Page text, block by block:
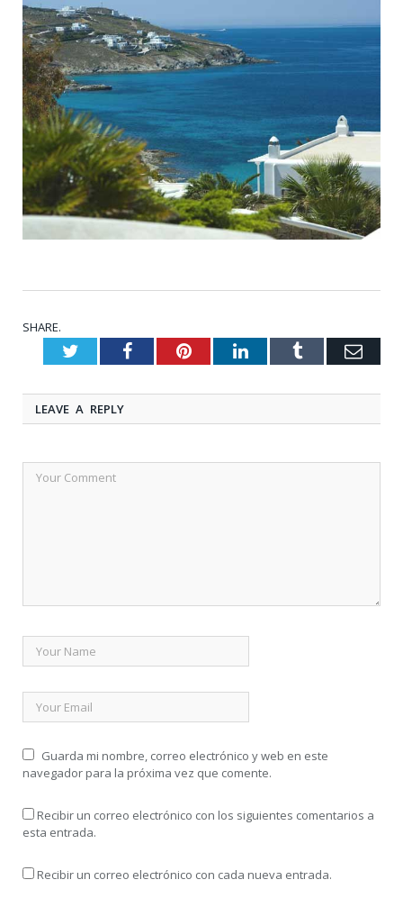
SHARE.
TwitterFacebookPinterestLinkedInTumblr
LEAVE A REPLY
Guarda mi nombre, correo electrónico y web en este
navegador para la próxima vez que comente.
Recibir un correo electrónico con los siguientes comentarios a
esta entrada.
Recibir un correo electrónico con cada nueva entrada.